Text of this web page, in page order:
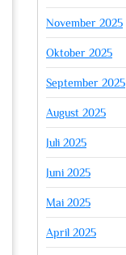
November 2025
Oktober 2025
September 2025
August 2025
Juli 2025
Juni 2025
Mai 2025
April 2025